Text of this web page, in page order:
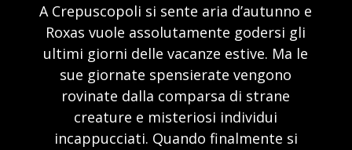
A Crepuscopoli si sente aria d’autunno e
Roxas vuole assolutamente godersi gli
ultimi giorni delle vacanze estive. Ma le
sue giornate spensierate vengono
rovinate dalla comparsa di strane
creature e misteriosi individui
incappucciati. Quando finalmente si